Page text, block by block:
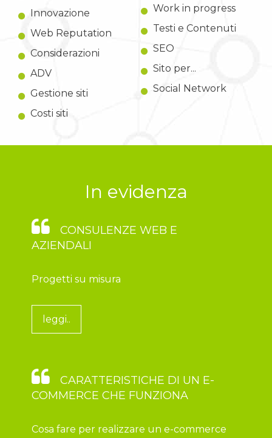
Innovazione
Web Reputation
Considerazioni
ADV
Gestione siti
Costi siti
Work in progress
Testi e Contenuti
SEO
Sito per...
Social Network
In evidenza
CONSULENZE WEB E
AZIENDALI
Progetti su misura
leggi..
CARATTERISTICHE DI UN E-
COMMERCE CHE FUNZIONA
Cosa fare per realizzare un e-commerce